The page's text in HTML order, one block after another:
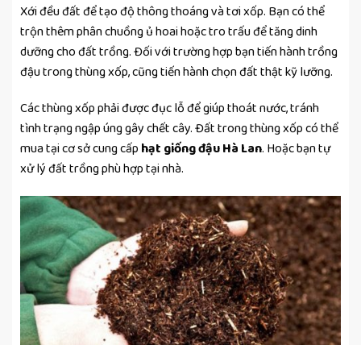
Xới đều đất để tạo độ thông thoáng và tơi xốp. Bạn có thể
trộn thêm phân chuồng ủ hoai hoặc tro trấu để tăng dinh
dưỡng cho đất trồng. Đối với trường hợp bạn tiến hành trồng
đậu trong thùng xốp, cũng tiến hành chọn đất thật kỹ lưỡng.
Các thùng xốp phải được đục lỗ để giúp thoát nước, tránh
tình trạng ngập úng gây chết cây. Đất trong thùng xốp có thể
mua tại cơ sở cung cấp hạt giống đậu Hà Lan. Hoặc bạn tự
xử lý đất trồng phù hợp tại nhà.